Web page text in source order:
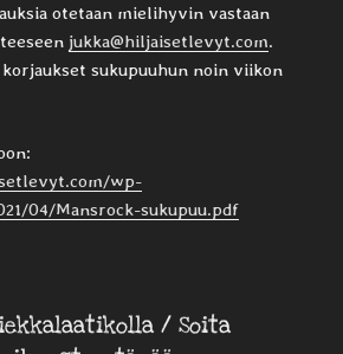
otetaan mielihyvin vastaan
jukka@hiljaisetlevyt.com.
sukupuuhun noin viikon
wp-
04/Mansrock-sukupuu.pdf
/ Soita